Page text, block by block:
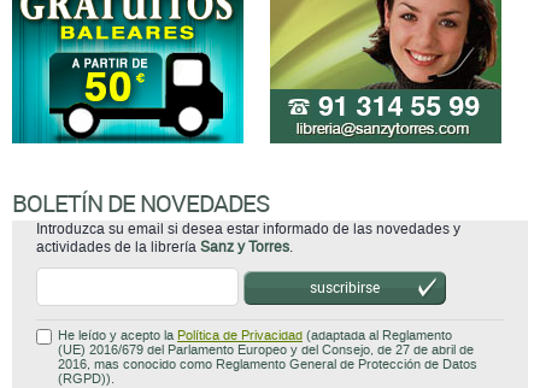
BOLETÍN DE NOVEDADES
Introduzca su email si desea estar informado de las novedades y
actividades de la librería Sanz y Torres.
suscribirse
He leído y acepto la Política de Privacidad (adaptada al Reglamento
(UE) 2016/679 del Parlamento Europeo y del Consejo, de 27 de abril de
2016, mas conocido como Reglamento General de Protección de Datos
(RGPD)).